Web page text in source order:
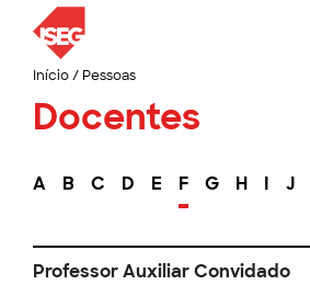
Início/ Pessoas
Docentes
A B C D E F G H I J
Professor Auxiliar Convidado